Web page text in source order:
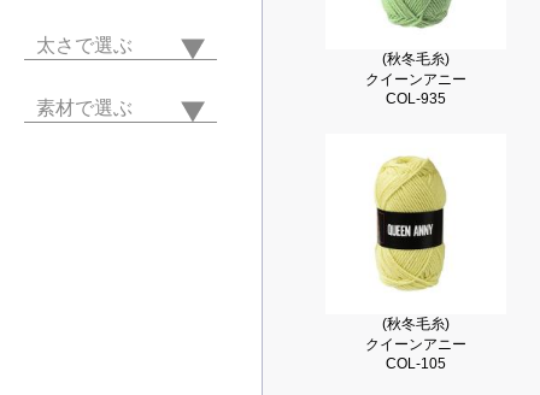
太さで選ぶ
素材で選ぶ
(秋冬毛糸)
クイーンアニー
COL-935
(秋冬毛糸)
クイーンアニー
COL-105